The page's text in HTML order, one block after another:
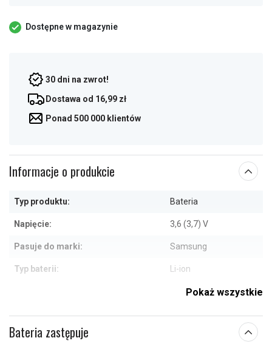
Dostępne w magazynie
30 dni na zwrot!
Dostawa od 16,99 zł
Ponad 500 000 klientów
Informacje o produkcie
Typ produktu: Bateria
Napięcie: 3,6 (3,7) V
Pasuje do marki: Samsung
Typ baterii: Li-ion
Wymiary:
63,10 x 51,75 x 4,26
Pokaż wszystkie
Bateria zastępuje